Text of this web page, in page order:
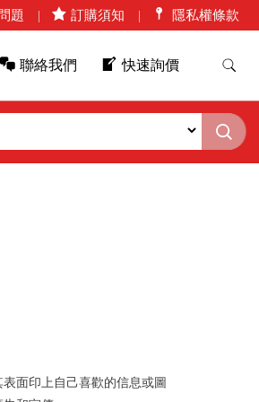
題 訂購須知 隱私權條款
聯絡我們 快速詢價
面印上自己喜歡的信息或圖